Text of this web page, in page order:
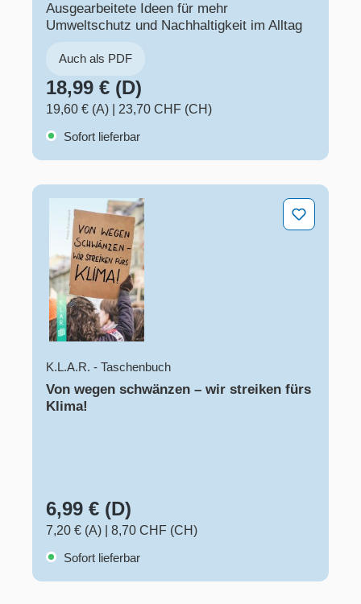
Ausgearbeitete Ideen für mehr
Umweltschutz und Nachhaltigkeit im Alltag
Auch als PDF
18,99 € (D)
19,60 € (A)
23,70 CHF (CH)
Sofort lieferbar
Von wegen schwänzen – wir streiken fürs Klima!
K.L.A.R. - Taschenbuch
Von wegen schwänzen – wir streiken fürs
Klima!
6,99 € (D)
7,20 € (A)
8,70 CHF (CH)
Sofort lieferbar